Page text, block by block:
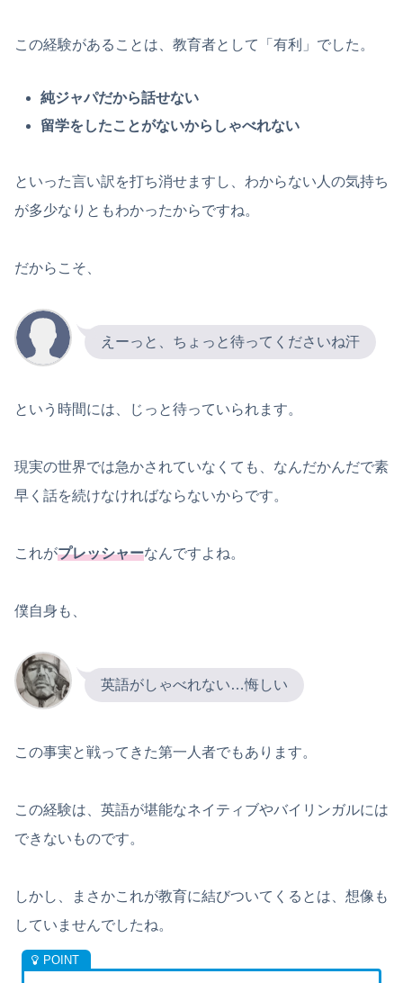
この経験があることは、教育者として「有利」でした。
純ジャパだから話せない
留学をしたことがないからしゃべれない
といった言い訳を打ち消せますし、わからない人の気持ち
が多少なりともわかったからですね。
だからこそ、
えーっと、ちょっと待ってくださいね汗
という時間には、じっと待っていられます。
現実の世界では急かされていなくても、なんだかんだで素
早く話を続けなければならないからです。
これがプレッシャーなんですよね。
僕自身も、
英語がしゃべれない…悔しい
この事実と戦ってきた第一人者でもあります。
この経験は、英語が堪能なネイティブやバイリンガルには
できないものです。
しかし、まさかこれが教育に結びついてくるとは、想像も
していませんでしたね。